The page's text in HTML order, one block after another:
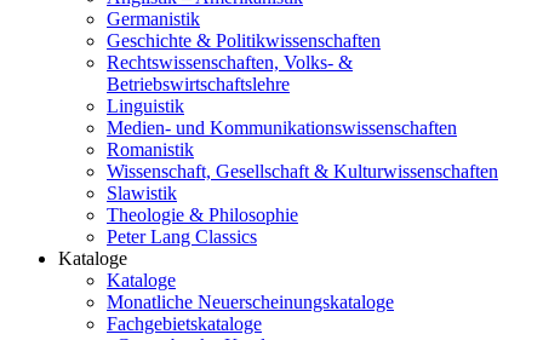
Germanistik
Geschichte & Politikwissenschaften
Rechtswissenschaften, Volks- &
Betriebswirtschaftslehre
Linguistik
Medien- und Kommunikationswissenschaften
Romanistik
Wissenschaft, Gesellschaft & Kulturwissenschaften
Slawistik
Theologie & Philosophie
Peter Lang Classics
Kataloge
Kataloge
Monatliche Neuerscheinungskataloge
Fachgebietskataloge